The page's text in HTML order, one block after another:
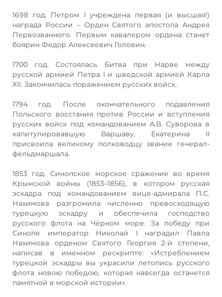
1698 год. Петром I учреждена первая (и высшая!)
награда России – Орден Святого апостола Андрея
Первозванного. Первым кавалером ордена станет
боярин Федор Алексеевич Головин.
1700 год. Состоялась Битва при Нарве между
русской армией Петра I и шведской армией Карла
XII. Закончилась поражением русских войск.
1794 год. После окончательного подавления
Польского восстания против России и вступления
русских войск под командованием А.В. Суворова в
капитулировавшую Варшаву, Екатерина II
присвоила великому полководцу звание генерал-
фельдмаршала.
1853 год. Синопское морское сражение во время
Крымской войны (1853–1856), в котором русская
эскадра под командованием вице-адмирала П.С.
Нахимова разгромила численно превосходящую
турецкую эскадру и обеспечила господство
русского флота на Чёрном море. За победу при
Синопе император Николай I наградил Павла
Нахимова орденом Святого Георгия 2-й степени,
написав в именном рескрипте: «Истреблением
турецкой эскадры вы украсили летопись русского
флота новою победою, которая навсегда останется
памятной в морской истории».